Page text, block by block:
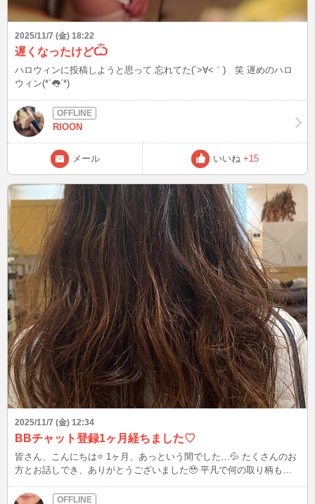
2025/11/7 (金) 18:22
遅くなったけどѼ
ハロウィンに投稿しようと思って 忘れてた(´>∀<｀)ゝ笑 遅めのハロ
ウィン(*`👅´*)
RIOON
メール いいね +15
2025/11/7 (金) 12:34
BBチャット登録1ヶ月経ちました♡
皆さん、こんにちは⭐️ 1ヶ月、あっという間でした…💦 たくさんのお
方とお話しでき、ありがとうございました🥹 平凡で何の取り柄もな
持ちな仲良しさんを始め、お話ししたことがあるお方も私にとっては